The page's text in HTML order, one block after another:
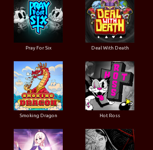
Pray For Six Deal With Death
Smoking Dragon Hot Ross